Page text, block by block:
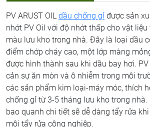
PV ARUST OIL dầu chống gỉ được sản
nhớt PV Oil với độ nhớt thấp cho vật
màu lưu kho trong nhà. Đây là loại dầu
điểm chớp cháy cao, một lớp màng
được hình thành sau khi dầu bay hơi. PV
cản sự ăn mòn và ô nhiễm trong môi
các sản phẩm kim loại-máy móc, thích
chống gỉ từ 3-5 tháng lưu kho trong
bao quanh chi tiết sẽ dễ dàng tẩy rửa
môi tẩy rửa công nghiệp.